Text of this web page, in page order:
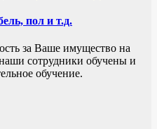
пол и т.д.
за Ваше имущество на
сотрудники обучены и
обучение.